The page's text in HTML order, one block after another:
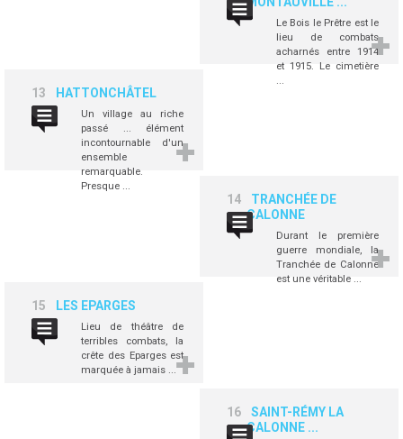
Le Bois le Prêtre est le
lieu de combats
acharnés entre 1914
et 1915. Le cimetière
...
13 HATTONCHÂTEL
Un village au riche
passé ... élément
incontournable d'un
ensemble
remarquable.
Presque ...
14
TRANCHÉE DE
CALONNE
Durant le première
guerre mondiale, la
Tranchée de Calonne
est une véritable ...
15 LES EPARGES
Lieu de théâtre de
terribles combats, la
crête des Eparges est
marquée à jamais ...
16
SAINT-RÉMY LA
CALONNE ...